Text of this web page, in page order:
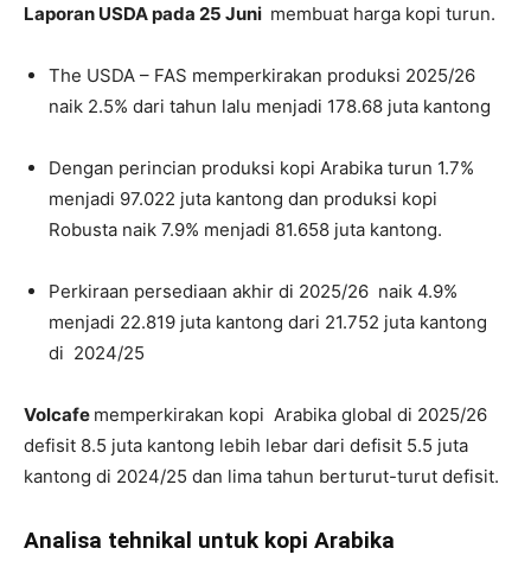
Laporan USDA pada 25 Juni membuat harga kopi turun.
The USDA – FAS memperkirakan produksi 2025/26
naik 2.5% dari tahun lalu menjadi 178.68 juta kantong
Dengan perincian produksi kopi Arabika turun 1.7%
menjadi 97.022 juta kantong dan produksi kopi
Robusta naik 7.9% menjadi 81.658 juta kantong.
Perkiraan persediaan akhir di 2025/26 naik 4.9%
menjadi 22.819 juta kantong dari 21.752 juta kantong
di 2024/25
Volcafe memperkirakan kopi Arabika global di 2025/26
defisit 8.5 juta kantong lebih lebar dari defisit 5.5 juta
kantong di 2024/25 dan lima tahun berturut-turut defisit.
Analisa tehnikal untuk kopi Arabika